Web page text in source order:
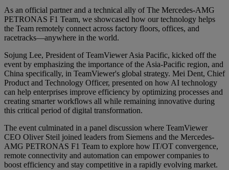
As an official partner and a technical ally of The Mercedes-AMG
PETRONAS F1 Team, we showcased how our technology helps
the Team remotely connect across factory floors, offices, and
racetracks—anywhere in the world.
Sojung Lee, President of TeamViewer Asia Pacific, kicked off the
event by emphasizing the importance of the Asia-Pacific region, and
China specifically, in TeamViewer's global strategy. Mei Dent, Chief
Product and Technology Officer, presented on how AI technology
can help enterprises improve efficiency by optimizing processes and
creating smarter workflows all while remaining innovative during
this critical period of digital transformation.
The event culminated in a panel discussion where TeamViewer
CEO Oliver Steil joined leaders from Siemens and the Mercedes-
AMG PETRONAS F1 Team to explore how IT/OT convergence,
remote connectivity and automation can empower companies to
boost efficiency and stay competitive in a rapidly evolving market.